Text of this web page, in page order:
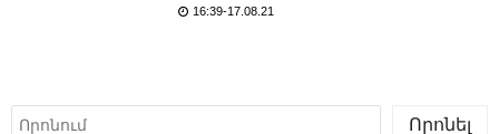
16:39-17.08.21
Որոնել
Որոնել